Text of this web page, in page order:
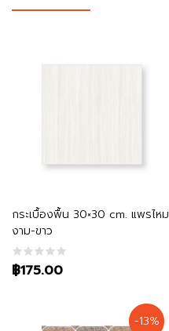
กระเบื้องพื้น 30×30 cm. แพรไหม
งาม-ขาว
฿175.00
หยิบใส่ตะกร้า
-13%